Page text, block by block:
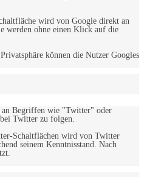
wird von Google direkt an
werden ohne einen Klick auf die
können die Nutzer Googles
an Begriffen wie "Twitter" oder
Twitter zu folgen.
Schaltflächen wird von Twitter
seinem Kenntnisstand. Nach